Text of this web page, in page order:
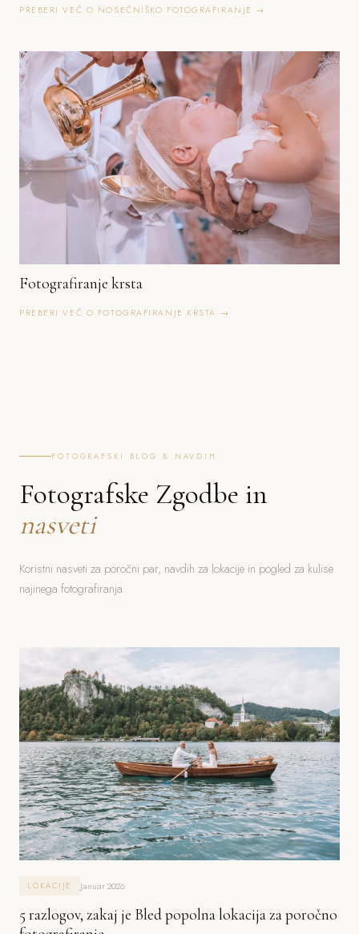
PREBERI VEČ O NOSEČNIŠKO FOTOGRAFIRANJE →
Fotografiranje krsta
PREBERI VEČ O FOTOGRAFIRANJE KRSTA →
FOTOGRAFSKI BLOG & NAVDIH
Fotografske Zgodbe in
nasveti
Koristni nasveti za poročni par, navdih za lokacije in pogled za kulise
najinega fotografiranja.
LOKACIJE Januar 2026
5 razlogov, zakaj je Bled popolna lokacija za poročno